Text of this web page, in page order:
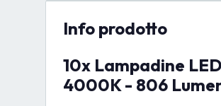
info prodotto
10x Lampadine LED E27 dimmerabili - 8.8W -
4000K - 806